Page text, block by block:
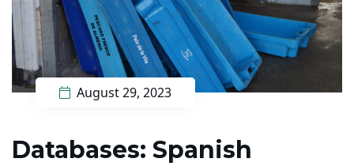
August 29, 2023
Databases: Spanish